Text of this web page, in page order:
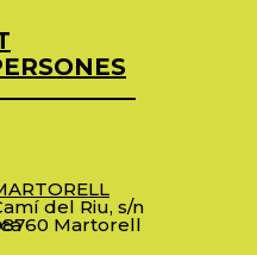
del Riu, s/n
Martorell